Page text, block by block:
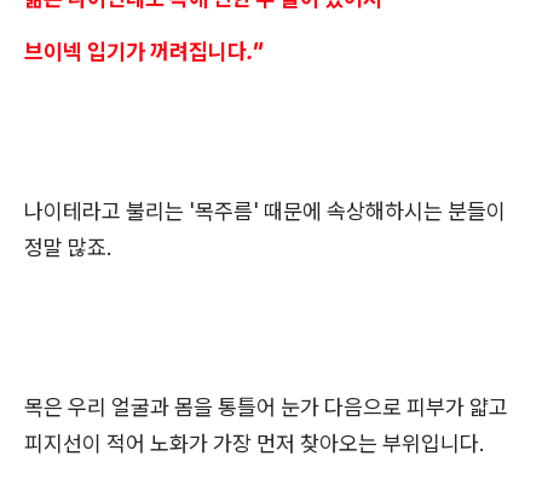
브이넥 입기가 꺼려집니다."
나이테라고 불리는 '목주름' 때문에 속상해하시는 분들이
정말 많죠.
목은 우리 얼굴과 몸을 통틀어 눈가 다음으로 피부가 얇고
피지선이 적어 노화가 가장 먼저 찾아오는 부위입니다.